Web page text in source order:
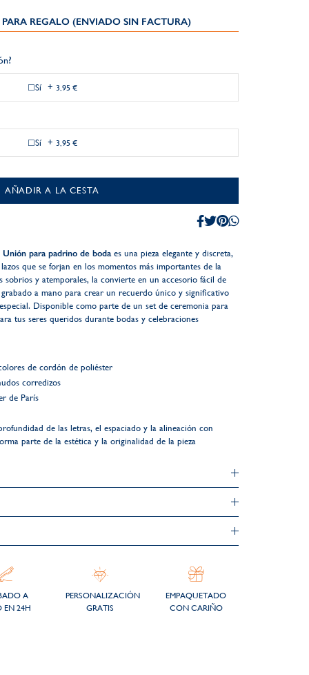
REGALO (ENVIADO SIN FACTURA)
Sí + 3,95 €
Sí + 3,95 €
AÑADIR A LA CESTA
para padrino de bodaes una pieza elegante y discreta,
que se forjan en los momentos más importantes de la
y atemporales, la convierte en un accesorio fácil de
a mano para crear un recuerdo único y significativo
Disponible como parte de un set de ceremonia para
tus seres queridos durante bodas y celebraciones
de cordón de poliéster
corredizos
de París
de las letras, el espaciado y la alineación con
parte de la estética y la originalidad de la pieza
A
EN 24H
PERSONALIZACIÓN
GRATIS
EMPAQUETADO
CON CARIÑO